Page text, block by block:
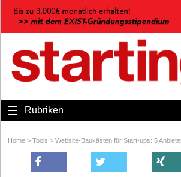
Rubriken
Home > Tools > Website-Baukästen für Start-ups: 5